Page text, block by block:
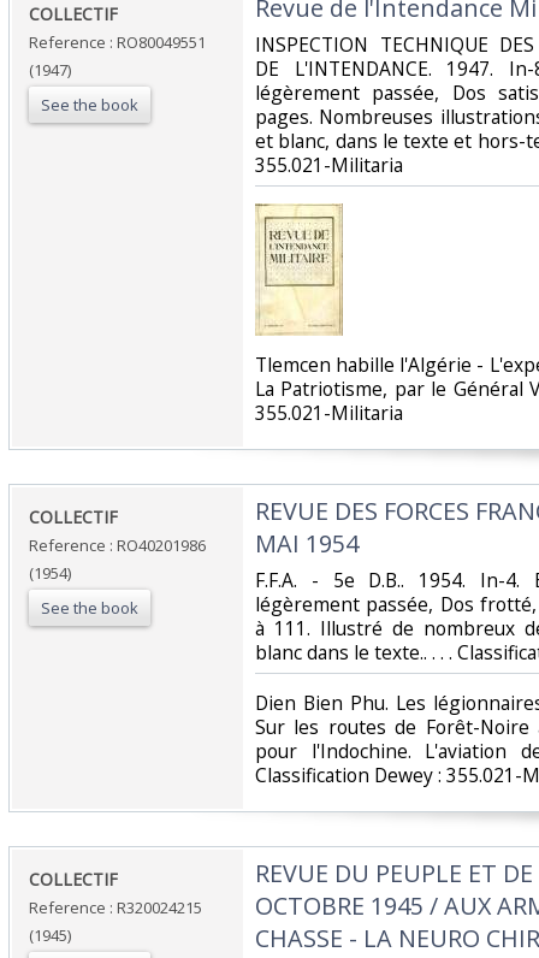
‎COLLECTIF‎
Reference : RO80049551
(1947)
See the book
‎Revue de l'Intendance
‎INSPECTION TECHNIQUE
DE L'INTENDANCE. 1947.
légèrement passée, Dos
pages. Nombreuses
et blanc, dans le texte et hors-
355.021-Militaria‎
‎Tlemcen habille l'Algérie -
La Patriotisme, par le Général
355.021-Militaria‎
‎COLLECTIF‎
Reference : RO40201986
(1954)
See the book
‎REVUE DES FORCES
MAI 1954‎
‎F.F.A. - 5e D.B.. 1954. In-4.
légèrement passée, Dos
à 111. Illustré de nombreux
blanc dans le texte.. . . .
‎Dien Bien Phu. Les
Sur les routes de Forêt-Noire
pour l'Indochine. L'aviation
Classification Dewey : 355.021-
‎COLLECTIF‎
Reference : R320024215
(1945)
‎REVUE DU PEUPLE ET
OCTOBRE 1945 / AUX
CHASSE - LA NEURO